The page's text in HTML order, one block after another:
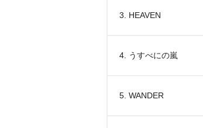
3. HEAVEN
4. うすべにの嵐
5. WANDER